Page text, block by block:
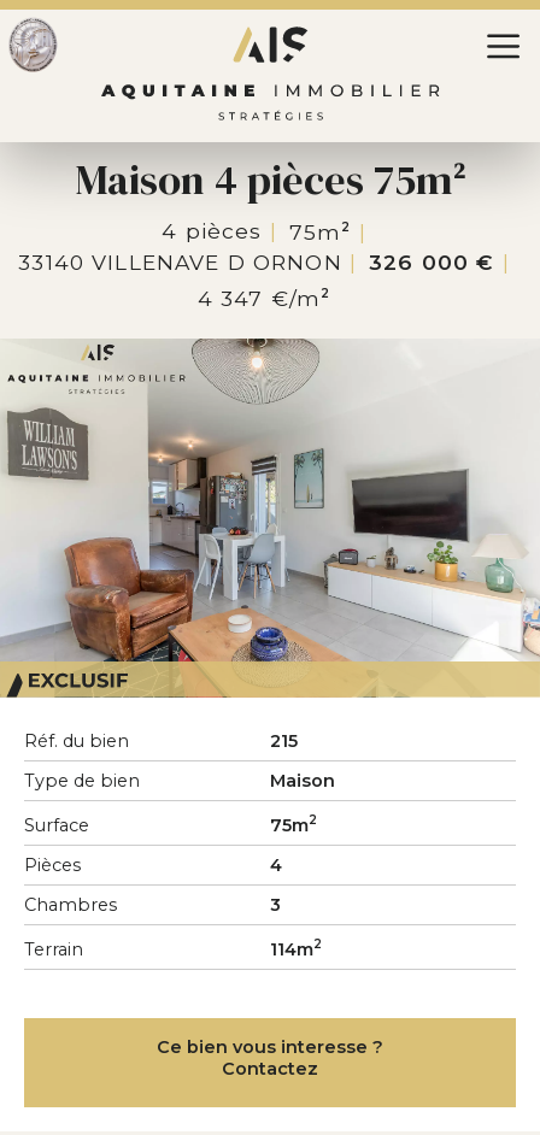
Maison 4 pièces 75m2
4 pièces 75m 2
33140 VILLENAVE D ORNON
326 000 €
4 347 €/m 2
Réf. du bien
215
Type de bien
Maison
Surface 75m2
Pièces
4
Chambres
3
Terrain 114m2
Ce bien vous interesse ?
Contactez